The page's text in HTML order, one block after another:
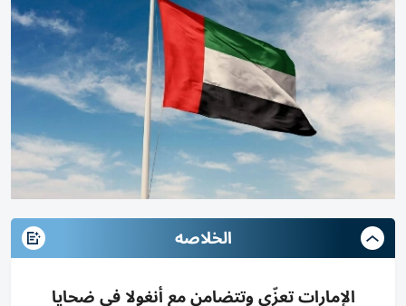
الخلاصه
الإمارات تعزّي وتتضامن مع أنغولا في ضحايا